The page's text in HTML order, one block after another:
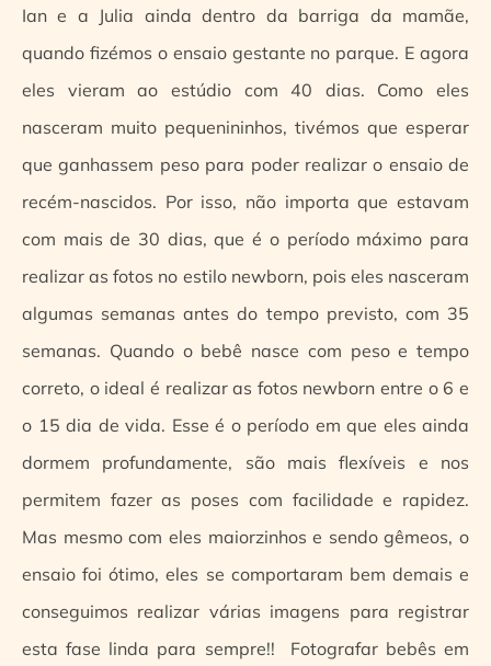
Ian e a Julia ainda dentro da barriga da mamãe,
quando fizémos o ensaio gestante no parque. E agora
eles vieram ao estúdio com 40 dias. Como eles
nasceram muito pequenininhos, tivémos que esperar
que ganhassem peso para poder realizar o ensaio de
recém-nascidos. Por isso, não importa que estavam
com mais de 30 dias, que é o período máximo para
realizar as fotos no estilo newborn, pois eles nasceram
algumas semanas antes do tempo previsto, com 35
semanas. Quando o bebê nasce com peso e tempo
correto, o ideal é realizar as fotos newborn entre o 6 e
o 15 dia de vida. Esse é o período em que eles ainda
dormem profundamente, são mais flexíveis e nos
permitem fazer as poses com facilidade e rapidez.
Mas mesmo com eles maiorzinhos e sendo gêmeos, o
ensaio foi ótimo, eles se comportaram bem demais e
conseguimos realizar várias imagens para registrar
esta fase linda para sempre!! Fotografar bebês em